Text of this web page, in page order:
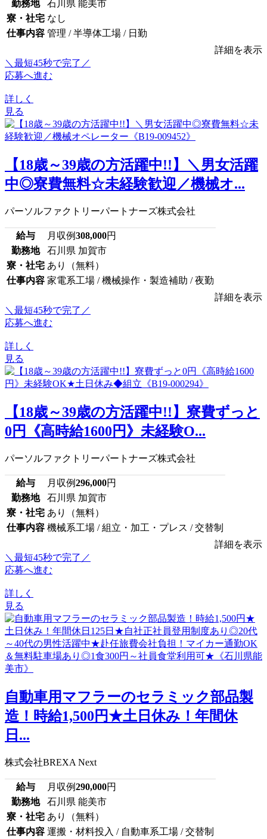
勤務地
石川県 能美市
寮・社宅 なし
仕事内容 管理 / 半導体工場 / 日勤
詳細を表示
＼最短45秒で完了／
応募へ進む
詳しく
見る
【18歳～39歳の方活躍中!!】＼男女活躍
中◎寮費無料☆未経験歓迎／機械オ...
パーソルファクトリーパートナーズ株式会社
給与 月収例308,000円
勤務地
石川県 加賀市
寮・社宅 あり（無料）
仕事内容 家電系工場 / 機械操作・製造補助 / 夜勤
詳細を表示
＼最短45秒で完了／
応募へ進む
詳しく
見る
【18歳～39歳の方活躍中!!】寮費ずっと
0円《高時給1600円》未経験O...
パーソルファクトリーパートナーズ株式会社
給与 月収例296,000円
勤務地
石川県 加賀市
寮・社宅 あり（無料）
仕事内容 機械系工場 / 組立・加工・プレス / 交替制
詳細を表示
＼最短45秒で完了／
応募へ進む
詳しく
見る
自動車用マフラーのセラミック部品製
造！時給1,500円★土日休み！年間休
日...
株式会社BREXA Next
給与 月収例290,000円
勤務地
石川県 能美市
寮・社宅 あり（無料）
仕事内容 運搬・材料投入 / 自動車系工場 / 交替制